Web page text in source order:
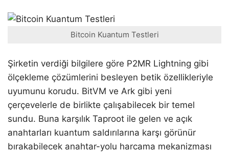
Bitcoin Kuantum Testleri
Şirketin verdiği bilgilere göre P2MR Lightning gibi
ölçekleme çözümlerini besleyen betik özellikleriyle
uyumunu korudu. BitVM ve Ark gibi yeni
çerçevelerle de birlikte çalışabilecek bir temel
sundu. Buna karşılık Taproot ile gelen ve açık
anahtarları kuantum saldırılarına karşı görünür
bırakabilecek anahtar-yolu harcama mekanizması